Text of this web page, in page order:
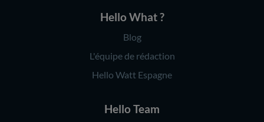
Hello What ?
Blog
L'équipe de rédaction
Hello Watt Espagne
Hello Team